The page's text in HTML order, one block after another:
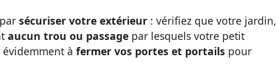
sécuriser votre extérieur : vérifiez que votre jardin,
aucun trou ou passage par lesquels votre petit
à fermer vos portes et portails pour